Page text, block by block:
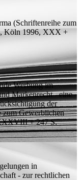
(Schriftenreihe zum
Köln 1996, XXX +
Werbung im
Markenrecht - eine
der
Gewerblichen
+ 247S.
in
- zur rechtlichen